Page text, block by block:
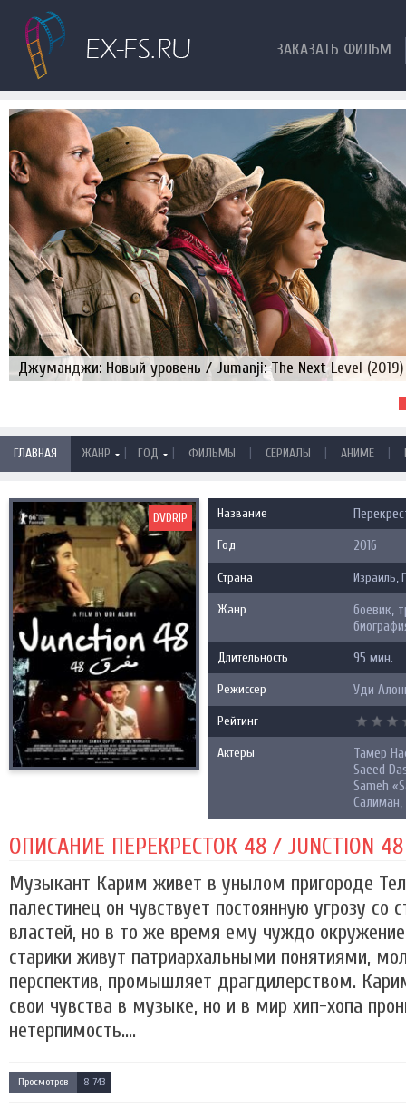
ЗАКАЗАТЬ ФИЛЬМ
Джуманджи: Новый уровень / Jumanji: The Next Level (2019)
ГЛАВНАЯ ЖАНР | ГОД | ФИЛЬМЫ | СЕРИАЛЫ | АНИМЕ |
DVDRIP Название
Год 2016
Страна Израиль,
Жанр
боевик,
Длительность 95 мин.
Режиссер Уди
Рейтинг
Актеры
Тамер
Saeed
Sameh
Салиман,
ОПИСАНИЕ ПЕРЕКРЕСТОК 48 / JUNCTION 48
Музыкант Карим живет в унылом пригороде
палестинец он чувствует постоянную угрозу со
властей, но в то же время ему чуждо
старики живут патриархальными понятиями,
перспектив, промышляет драгдилерством.
свои чувства в музыке, но и в мир хип-хопа
нетерпимость....
Просмотров 8 743